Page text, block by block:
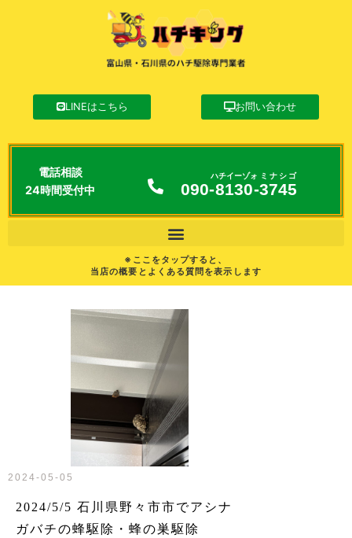
LINEはこちら お問い合わせ
電話相談
24時間受付中
090-8130
ハチイーゾォ
-3745
ミナシゴ
※ここをタップすると、
当店の概要とよくある質問を表示します
2024-05-05
2024/5/5 石川県野々市市でアシナ
ガバチの蜂駆除・蜂の巣駆除